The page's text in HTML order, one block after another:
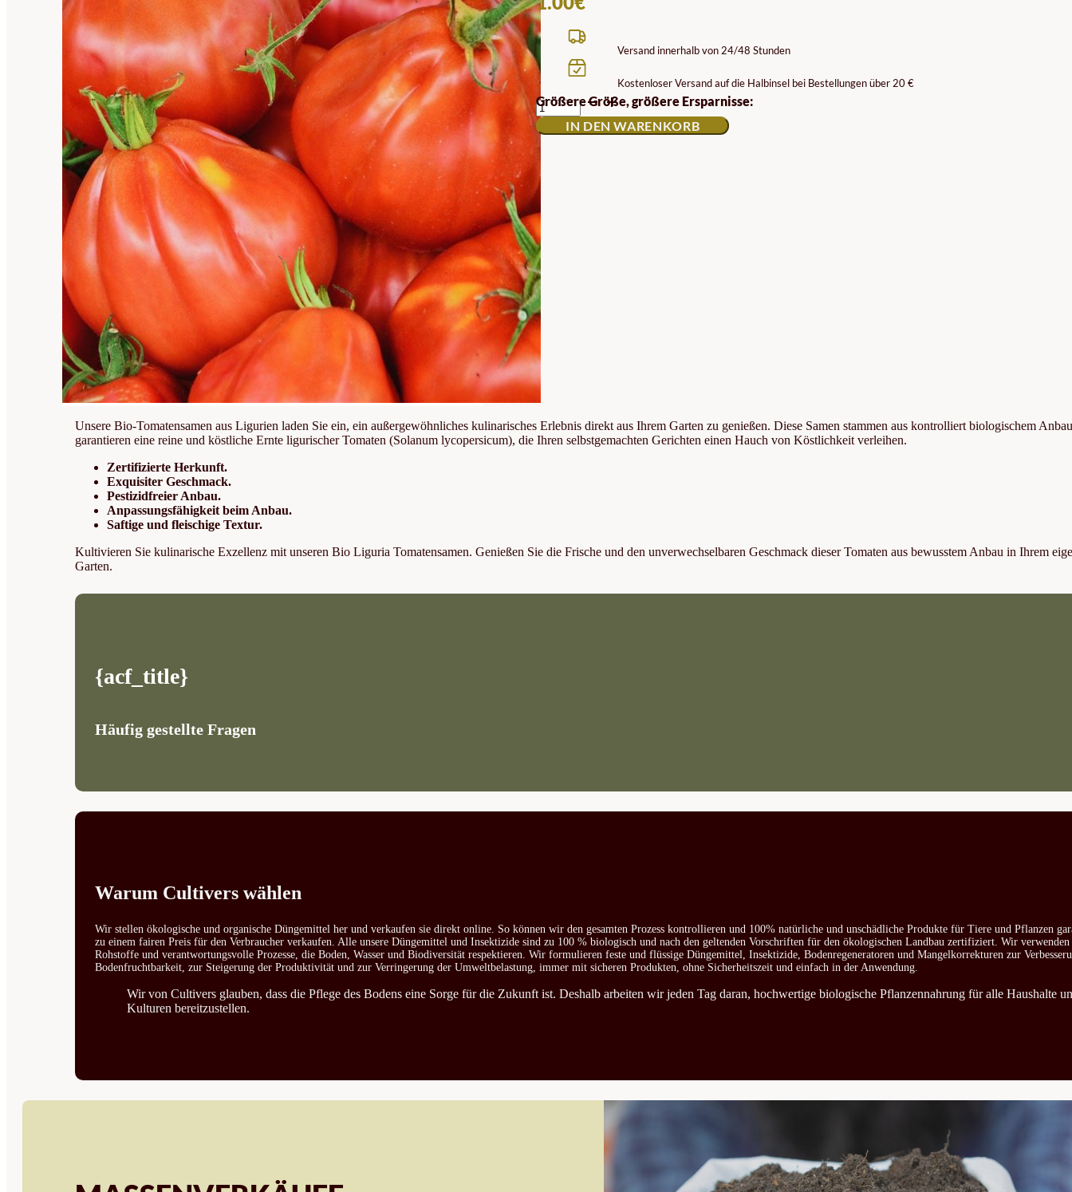
Versand innerhalb von 24/48 Stunden
Kostenloser Versand auf die Halbinsel bei Bestellungen über 20 €
Größere Größe, größere Ersparnisse:
BIO
LIGURIEN
TOMATENSAMEN
MENGE
IN DEN WARENKORB
Unsere Bio-Tomatensamen aus Ligurien laden Sie ein, ein außergewöhnliches kulinarisches Erlebnis direkt aus Ihrem Garten zu genießen. Diese Samen stammen aus kontrolliert biologischem
garantieren eine reine und köstliche Ernte ligurischer Tomaten (Solanum lycopersicum), die Ihren selbstgemachten Gerichten einen Hauch von Köstlichkeit verleihen.
Zertifizierte Herkunft.
Exquisiter Geschmack.
Pestizidfreier Anbau.
Anpassungsfähigkeit beim Anbau.
Saftige und fleischige Textur.
Kultivieren Sie kulinarische Exzellenz mit unseren Bio Liguria Tomatensamen. Genießen Sie die Frische und den unverwechselbaren Geschmack dieser Tomaten aus bewusstem Anbau in Ihrem
Garten.
{acf_title}
Häufig gestellte Fragen
Warum Cultivers wählen
Wir stellen ökologische und organische Düngemittel her und verkaufen sie direkt online. So können wir den gesamten Prozess kontrollieren und 100% natürliche und unschädliche Produkte für Tiere und Pflanzen
zu einem fairen Preis für den Verbraucher verkaufen. Alle unsere Düngemittel und Insektizide sind zu 100 % biologisch und nach den geltenden Vorschriften für den ökologischen Landbau zertifiziert. Wir
Rohstoffe und verantwortungsvolle Prozesse, die Boden, Wasser und Biodiversität respektieren. Wir formulieren feste und flüssige Düngemittel, Insektizide, Bodenregeneratoren und Mangelkorrekturen zur
Bodenfruchtbarkeit, zur Steigerung der Produktivität und zur Verringerung der Umweltbelastung, immer mit sicheren Produkten, ohne Sicherheitszeit und einfach in der Anwendung.
Wir von Cultivers glauben, dass die Pflege des Bodens eine Sorge für die Zukunft ist. Deshalb arbeiten wir jeden Tag daran, hochwertige biologische Pflanzennahrung für alle Haushalte
Kulturen bereitzustellen.